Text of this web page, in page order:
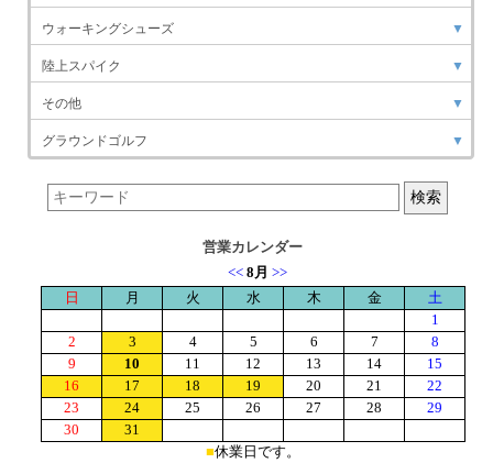
ウォーキングシューズ ▼
陸上スパイク ▼
その他 ▼
グラウンドゴルフ ▼
営業カレンダー